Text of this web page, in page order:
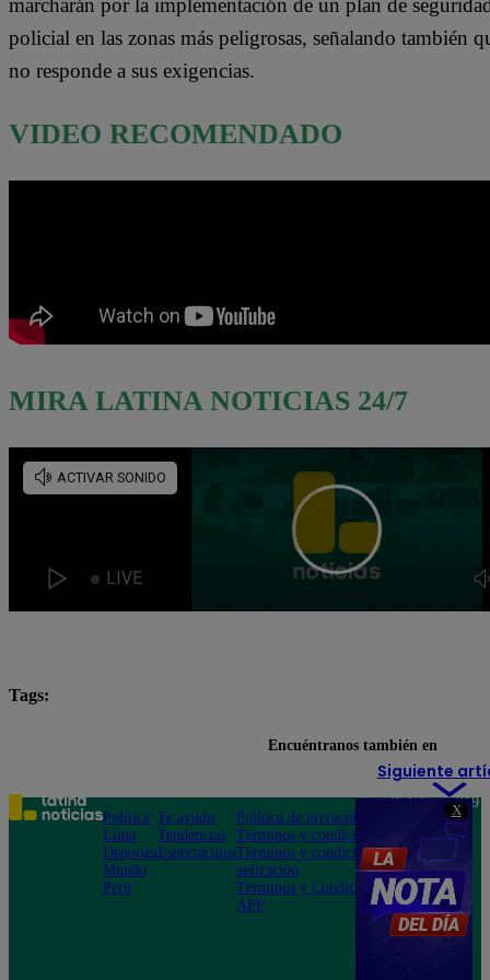
X
marcharán por la implementación de un plan de
policial en las zonas más peligrosas, señalando también
no responde a sus exigencias.
VIDEO RECOMENDADO
MIRA LATINA NOTICIAS 24/7
Tags:
Siguiente
Encuéntranos también en
Política
Lima
Deportes
Mundo
Perú
Te ayudo
Tendencias
Espectáculos
Política de privacidad
Términos y condiciones
Términos y condiciones
aplicación
Términos y Condiciones
APP
Teléfono: 219
Av. San
Felipe 968
Jesús María